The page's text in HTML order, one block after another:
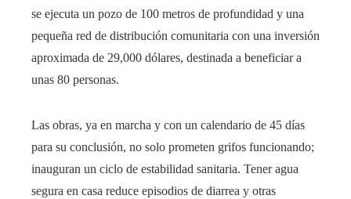
se ejecuta un pozo de 100 metros de profundidad y una
pequeña red de distribución comunitaria con una inversión
aproximada de 29,000 dólares, destinada a beneficiar a
unas 80 personas.
Las obras, ya en marcha y con un calendario de 45 días
para su conclusión, no solo prometen grifos funcionando;
inauguran un ciclo de estabilidad sanitaria. Tener agua
segura en casa reduce episodios de diarrea y otras